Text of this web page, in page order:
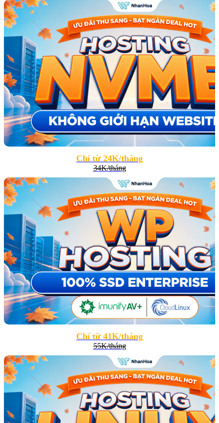
Chỉ từ 24K/tháng
34K/tháng
Chỉ từ 41K/tháng
55K/tháng